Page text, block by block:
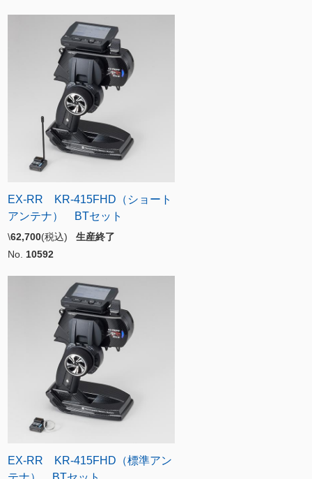
EX-RR KR-415FHD（ショート
アンテナ） BTセット
\62,700(税込) 生産終了
No. 10592
EX-RR KR-415FHD（標準アン